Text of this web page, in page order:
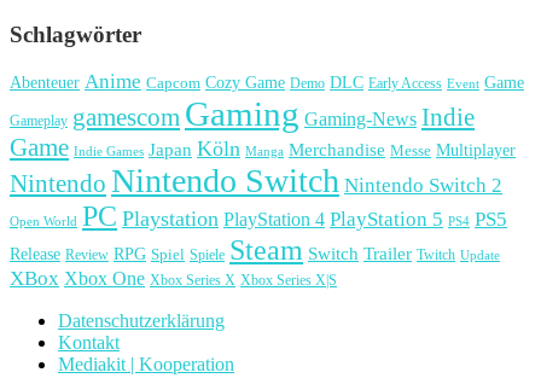
Schlagwörter
Abenteuer Anime Capcom Cozy Game Demo DLC Early Access Event Game
Gameplay gamescom Gaming Gaming-News Indie
Game Indie Games Japan Köln Manga Merchandise Messe Multiplayer
Nintendo Nintendo Switch Nintendo Switch 2
Open World PC Playstation PlayStation 4 PlayStation 5 PS4 PS5
Release Review RPG Spiel Spiele Steam Switch Trailer Twitch Update
XBox Xbox One Xbox Series X Xbox Series X|S
Datenschutzerklärung
Kontakt
Mediakit | Kooperation